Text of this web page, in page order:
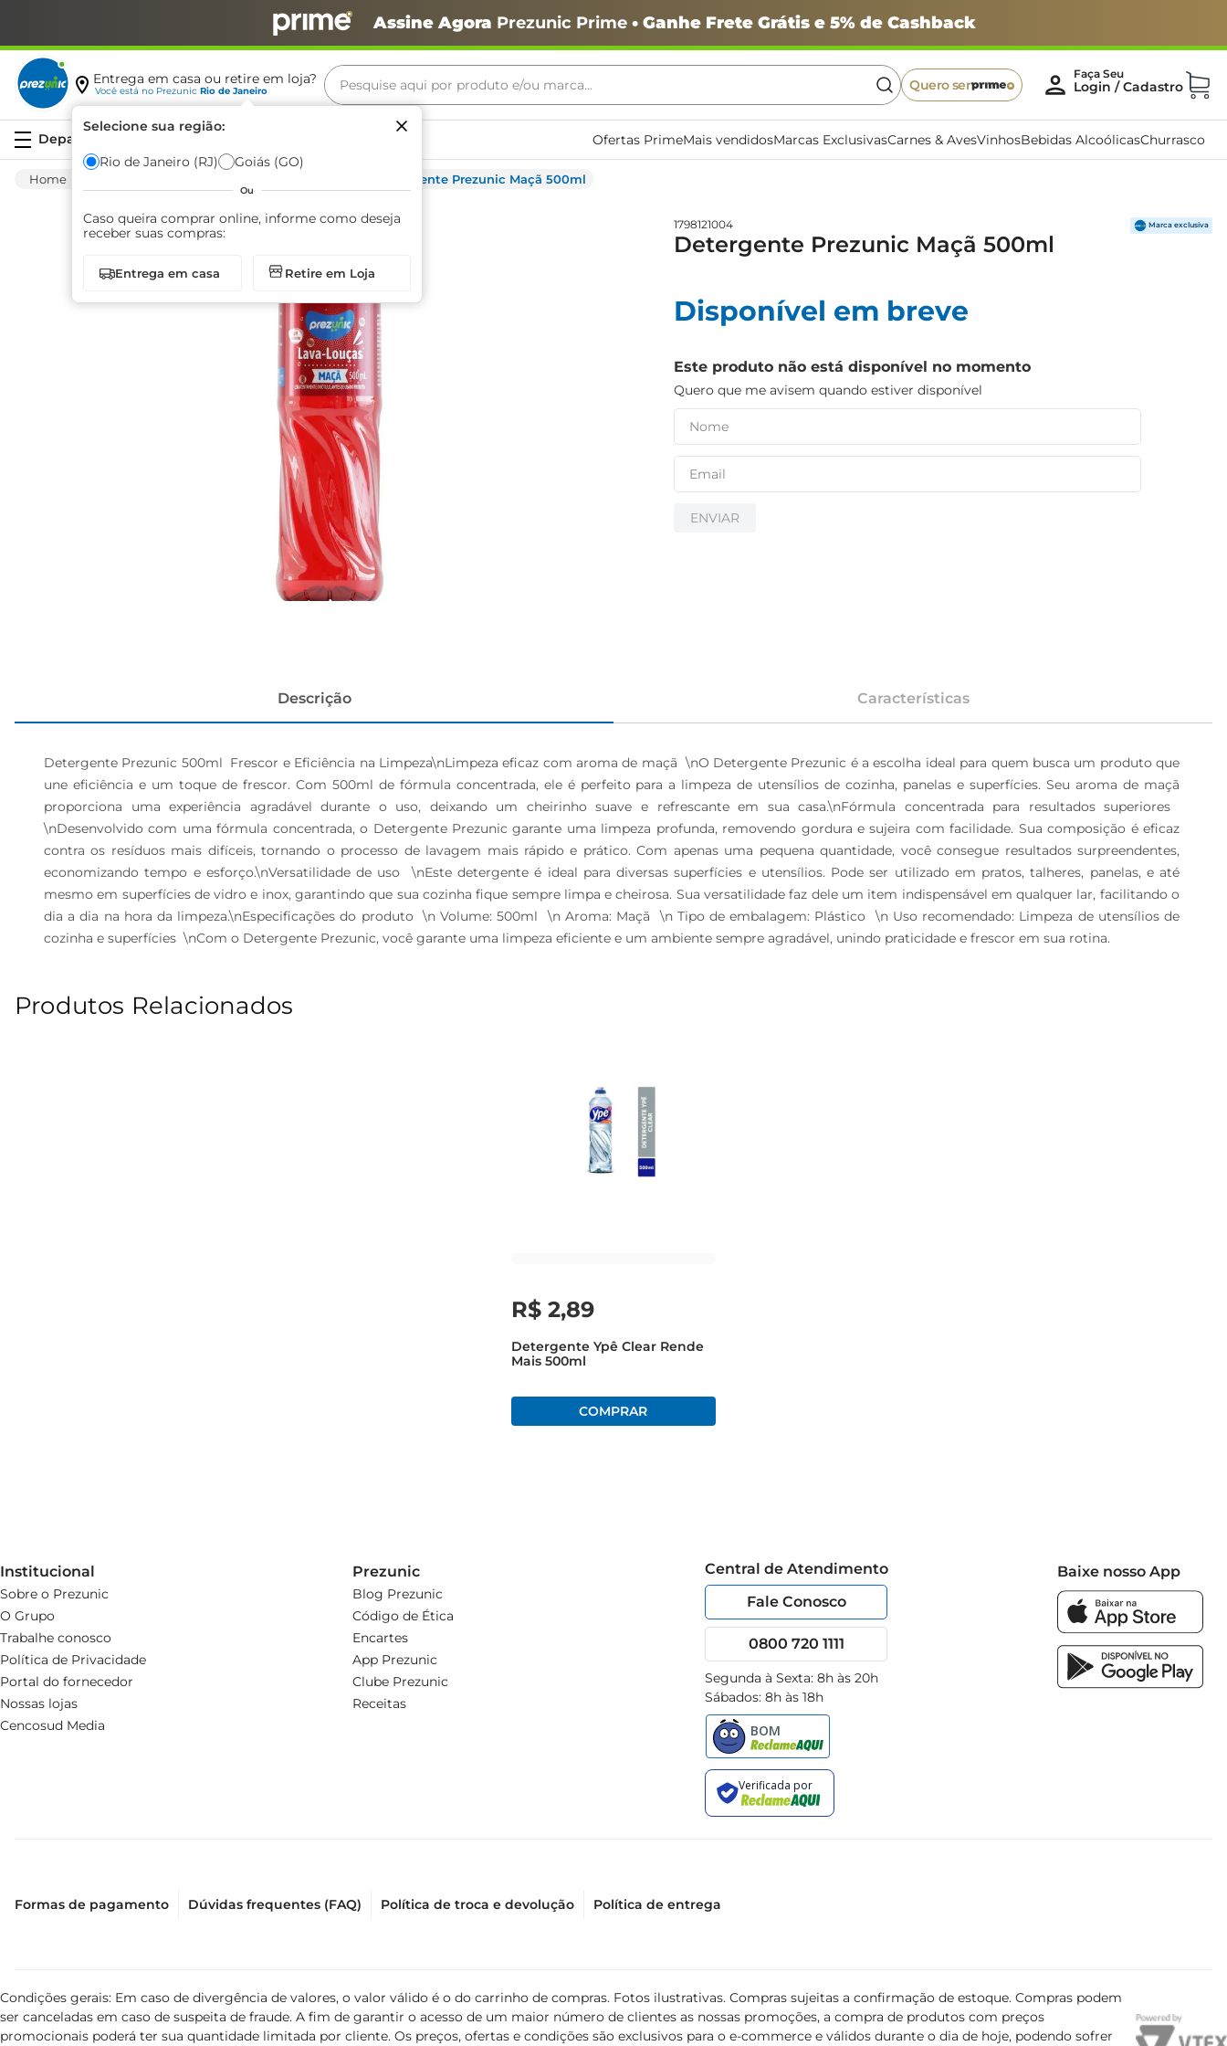
Assine Agora Prezunic Prime• Ganhe Frete Grátis e 5% de Cashback
Entrega em casa ou retire em loja?
Você está no Prezunic Rio de Janeiro
Selecione sua região:
Rio de Janeiro (RJ) Goiás (GO)
Ou
Caso queira comprar online, informe como deseja
receber suas compras:
Entrega em casa Retire em Loja
Pesquise aqui por produto e/ou marca...
Quero ser
Ofertas PrimeMais vendidosMarcas ExclusivasCarnes & AvesVinhosBebidas AlcoólicasChurrasco
Detergente Prezunic Maçã 500ml
1798121004
Detergente Prezunic Maçã 500ml
Disponível em breve
Este produto não está disponível no momento
Quero que me avisem quando estiver disponível
ENVIAR
Descrição Características
Detergente Prezunic 500ml  Frescor e Eficiência na Limpeza\nLimpeza eficaz com aroma de maçã  \nO Detergente Prezunic é a escolha ideal para quem busca um produto que
une eficiência e um toque de frescor. Com 500ml de fórmula concentrada, ele é perfeito para a limpeza de utensílios de cozinha, panelas e superfícies. Seu aroma de maçã
proporciona uma experiência agradável durante o uso, deixando um cheirinho suave e refrescante em sua casa.\nFórmula concentrada para resultados superiores
\nDesenvolvido com uma fórmula concentrada, o Detergente Prezunic garante uma limpeza profunda, removendo gordura e sujeira com facilidade. Sua composição é eficaz
contra os resíduos mais difíceis, tornando o processo de lavagem mais rápido e prático. Com apenas uma pequena quantidade, você consegue resultados surpreendentes,
economizando tempo e esforço.\nVersatilidade de uso  \nEste detergente é ideal para diversas superfícies e utensílios. Pode ser utilizado em pratos, talheres, panelas, e até
mesmo em superfícies de vidro e inox, garantindo que sua cozinha fique sempre limpa e cheirosa. Sua versatilidade faz dele um item indispensável em qualquer lar, facilitando o
dia a dia na hora da limpeza.\nEspecificações do produto  \n Volume: 500ml  \n Aroma: Maçã  \n Tipo de embalagem: Plástico  \n Uso recomendado: Limpeza de utensílios de
cozinha e superfícies  \nCom o Detergente Prezunic, você garante uma limpeza eficiente e um ambiente sempre agradável, unindo praticidade e frescor em sua rotina.
Produtos Relacionados
R$ 2,89
Detergente Ypê Clear Rende
Mais 500ml
Institucional
Sobre o Prezunic
O Grupo
Trabalhe conosco
Política de Privacidade
Portal do fornecedor
Nossas lojas
Cencosud Media
Prezunic
Blog Prezunic
Código de Ética
Encartes
App Prezunic
Clube Prezunic
Receitas
Central de Atendimento
Fale Conosco
0800 720 1111
Segunda à Sexta: 8h às 20h
Sábados: 8h às 18h
Baixe nosso App
Formas de pagamento Dúvidas frequentes (FAQ) Política de troca e devolução Política de entrega
Condições gerais: Em caso de divergência de valores, o valor válido é o do carrinho de compras. Fotos ilustrativas. Compras sujeitas a confirmação de estoque. Compras podem
ser canceladas em caso de suspeita de fraude. A fim de garantir o acesso de um maior número de clientes as nossas promoções, a compra de produtos com preços
promocionais poderá ter sua quantidade limitada por cliente. Os preços, ofertas e condições são exclusivos para o e-commerce e válidos durante o dia de hoje, podendo sofrer
Termos mais buscados
café
arroz
biscoito
azeite
iogurte
papel higiênico
cerveja